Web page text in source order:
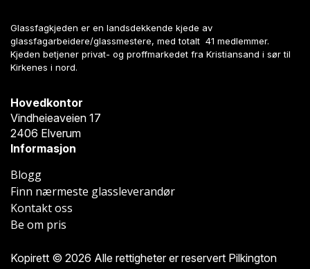
Glassfagkjeden er en landsdekkende kjede av
glassfagarbeidere/glassmestere, med totalt 41 medlemmer.
Kjeden betjener privat- og proffmarkedet fra Kristiansand i sør til
Kirkenes i nord.
Hovedkontor
Vindheieaveien 17
2406 Elverum
Informasjon
Blogg
Finn nærmeste glassleverandør
Kontakt oss
Be om pris
Kopirett © 2026 Alle rettigheter er reservert Pilkington